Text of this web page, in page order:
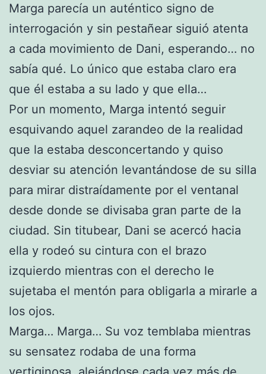
Marga parecía un auténtico signo de
interrogación y sin pestañear siguió atenta
a cada movimiento de Dani, esperando… no
sabía qué. Lo único que estaba claro era
que él estaba a su lado y que ella…
Por un momento, Marga intentó seguir
esquivando aquel zarandeo de la realidad
que la estaba desconcertando y quiso
desviar su atención levantándose de su silla
para mirar distraídamente por el ventanal
desde donde se divisaba gran parte de la
ciudad. Sin titubear, Dani se acercó hacia
ella y rodeó su cintura con el brazo
izquierdo mientras con el derecho le
sujetaba el mentón para obligarla a mirarle a
los ojos.
Marga… Marga… Su voz temblaba mientras
su sensatez rodaba de una forma